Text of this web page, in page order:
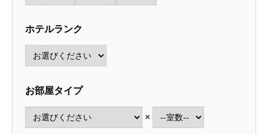
ホテルランク
お部屋タイプ
×